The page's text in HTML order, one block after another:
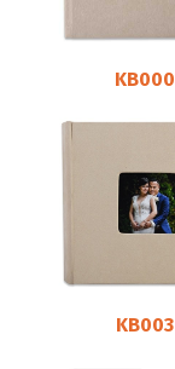
KB000
KB003